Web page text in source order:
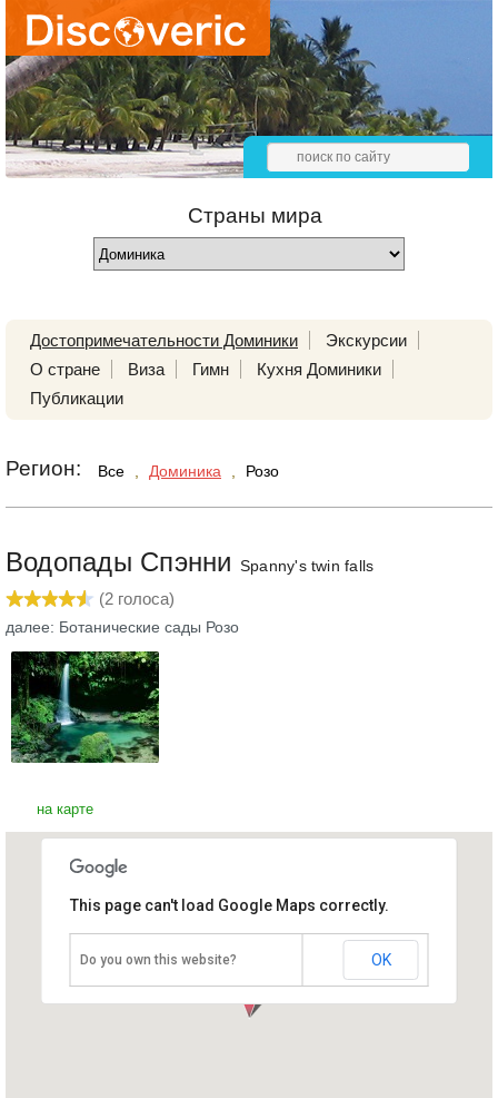
Страны мира
Достопримечательности Доминики
Экскурсии
О стране
Виза Гимн
Кухня Доминики
Публикации
Регион: Все Доминика Розо
Водопады Спэнни Spanny's twin falls
(2 голоса)
далее: Ботанические сады Розо
на карте
Водопады Спэнни
This page can't load Google Maps correctly.
Do you own this website? OK